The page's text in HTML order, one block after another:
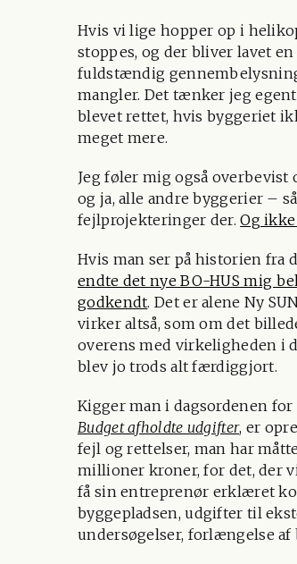
Hvis vi lige hopper op i
stoppes, og der bliver lavet
fuldstændig
mangler. Det tænker jeg
blevet rettet, hvis byggeriet
meget mere.
Jeg føler mig også overbevist
og ja, alle andre byggerier –
fejlprojekteringer der.Og
Hvis man ser på historien fra
endte det nye BO-HUS mig
godkendt. Det er alene Ny
virker altså, som om det
overens med virkeligheden i
blev jo trods alt færdiggjort.
Kigger man i dagsordenen
Budget afholdte udgifter, er
fejl og rettelser, man har
millioner kroner, for det, der
få sin entreprenør erklæret
byggepladsen, udgifter til
undersøgelser, forlængelse